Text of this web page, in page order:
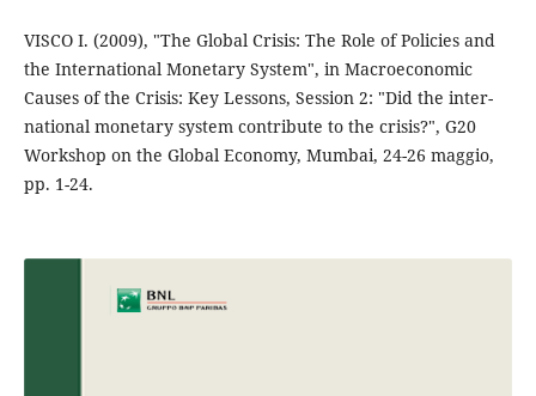
VISCO I. (2009), "The Global Crisis: The Role of Policies and
the International Monetary System", in Macroeconomic
Causes of the Crisis: Key Lessons, Session 2: "Did the inter-
national monetary system contribute to the crisis?", G20
Workshop on the Global Economy, Mumbai, 24-26 maggio,
pp. 1-24.